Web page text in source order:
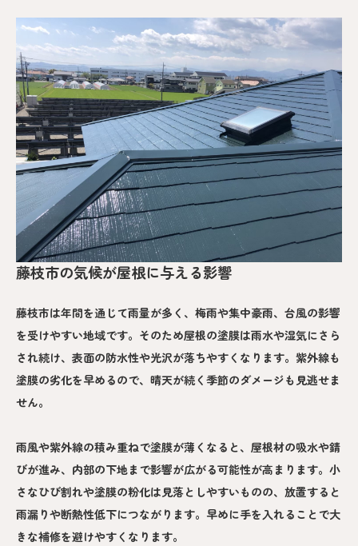
藤枝市の気候が屋根に与える影響
藤枝市は年間を通じて雨量が多く、梅雨や集中豪雨、台風の影響
を受けやすい地域です。そのため屋根の塗膜は雨水や湿気にさら
され続け、表面の防水性や光沢が落ちやすくなります。紫外線も
塗膜の劣化を早めるので、晴天が続く季節のダメージも見逃せま
せん。
雨風や紫外線の積み重ねで塗膜が薄くなると、屋根材の吸水や錆
びが進み、内部の下地まで影響が広がる可能性が高まります。小
さなひび割れや塗膜の粉化は見落としやすいものの、放置すると
雨漏りや断熱性低下につながります。早めに手を入れることで大
きな補修を避けやすくなります。